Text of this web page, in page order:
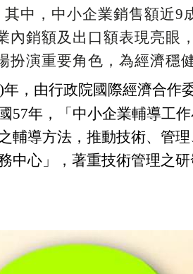
中，中小企業銷售額近9
內銷額及出口額表現亮眼
演重要角色，為經濟穩
年，由行政院國際經濟合作
57年，「中小企業輔導工
輔導方法，推動技術、管
中心」，著重技術管理之